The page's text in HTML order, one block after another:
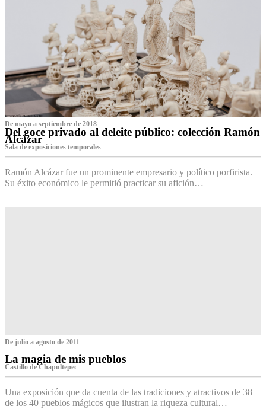
De mayo a septiembre de 2018
Del goce privado al deleite público: colección Ramón
Alcázar
Sala de exposiciones temporales
Ramón Alcázar fue un prominente empresario y político porfirista.
Su éxito económico le permitió practicar su afición…
De julio a agosto de 2011
La magia de mis pueblos
Castillo de Chapultepec
Una exposición que da cuenta de las tradiciones y atractivos de 38
de los 40 pueblos mágicos que ilustran la riqueza cultural…